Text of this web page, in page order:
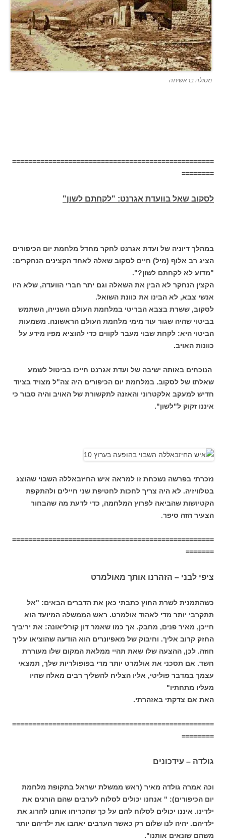
מטולה בראשיתה
==================================================
========
לסקוב שאל בוועדת אגרנט: "לקחתם לשון"
במהלך דיוניה של ועדת אגרנט לחקר מחדל מלחמת יום הכיפורים
הציג רב אלוף (מיל) חיים לסקוב שאלה לאחד הקצינים הנחקרים:
"מדוע לא לקחתם לשון?".
הקצין הנחקר לא הבין את השאלה וגם יתר חברי הוועדה, שלא היו
אנשי צבא, לא הבינו את כוונת השואל.
לסקוב, ששרת בצבא הבריטי במלחמת העולם השנייה, השתמש
בביטוי שהיה שגור עוד מימי מלחמת העולם הראשונה. משמעות
הביטוי היא: לקחת שבוי מעבר לקווים כדי להוציא מפיו מידע על
כוונות האויב.
הנוכחים באותה ישיבה של ועדת אגרנט חייכו בביטול לשמע
שאלתו של לסקוב. במלחמת יום הכיפורים היה צה"ל מצויד בציוד
חדיש למעקב אלקטרוני והאזנה לתקשורת של האויב והיה סבור כי
איננו זקוק ל"לשון".
נזכרתי בפרשה נשכחת זו למראה איש החיזבאללה השבוי שהוצג
בטלוויזיה. לא היה צריך לחכות לחטיפת שני חיילים ולהתקפת
הקטיושות שהביאה לפרוץ המלחמה, כדי לדעת מה שהבחור
הצעיר הזה סיפר
==================================================
=======
ציפי לבני – הזהרנו אותך מאולמרט
כשהתמנית לשרת החוץ כתבתי כאן את הדברים הבאים: "אל
תתקרבי יותר מדי לאהוד אולמרט. ראש הממשלה המיועד הוא
חייכן, מאיר פנים, מחבק. אך כמו שאמר דון קורליאונה: את יריביך
החזק קרוב אליך. וחיבוק של מאפיונרים הוא הודעה שהוציאו עליך
חוזה. לכן, ההצעה שלו שאת תהיי ממלאת המקום שלו מעוררת
חשד. אם תסכני את אולמרט יותר מדי בפופולריות שלך, תמצאי
עצמך במדבר פוליטי, אליו הצליח להשליך רבים מאלה שהיו
מעליו מתחתיו"
האת אם צדקתי באזהרתי.
==================================================
========
גולדה – עידכונים
וכה אמרה גולדה מאיר (ראש ממשלת ישראל בתקופת מלחמת
יום הכיפורים): " אנחנו יכולים לסלוח לערבים שהם הורגים את
ילדינו. איננו יכולים לסלוח להם על כך שהכריחו אותנו להרוג את
ילדיהם. יהיה לנו שלום רק כאשר הערבים יאהבו את ילדיהם יותר
משהם שונאים אותנו".